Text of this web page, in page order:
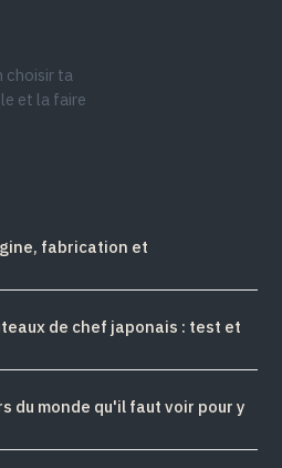
choisir ta
et la faire
fabrication et
de chef japonais : test et
du monde qu'il faut voir pour y